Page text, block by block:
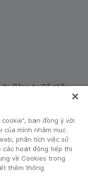
Công ty Cổ phần
bạn đồng ý với
mình nhằm mục
phân tích việc sử
các hoạt động tiếp thị
về Cookies trong
thêm thông